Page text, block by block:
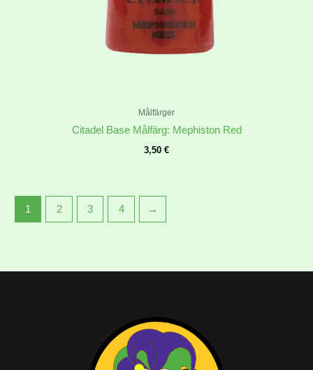
Målfärger
Citadel Base Målfärg: Mephiston Red
3,50 €
1 2 3 4 →